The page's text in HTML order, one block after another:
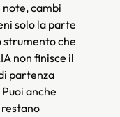
note, cambi
solo la parte
strumento che
non finisce il
partenza
anche